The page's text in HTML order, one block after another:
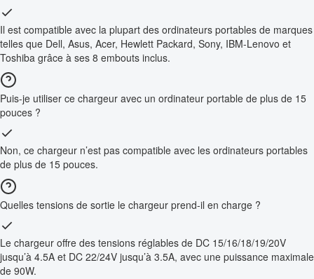
Il est compatible avec la plupart des ordinateurs portables de marques
telles que Dell, Asus, Acer, Hewlett Packard, Sony, IBM-Lenovo et
Toshiba grâce à ses 8 embouts inclus.
Puis-je utiliser ce chargeur avec un ordinateur portable de plus de 15
pouces ?
Non, ce chargeur n’est pas compatible avec les ordinateurs portables
de plus de 15 pouces.
Quelles tensions de sortie le chargeur prend-il en charge ?
Le chargeur offre des tensions réglables de DC 15/16/18/19/20V
jusqu’à 4.5A et DC 22/24V jusqu’à 3.5A, avec une puissance maximale
de 90W.